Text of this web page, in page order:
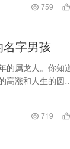
759
字男孩
的属龙人。你知
高涨和人生的圆
719